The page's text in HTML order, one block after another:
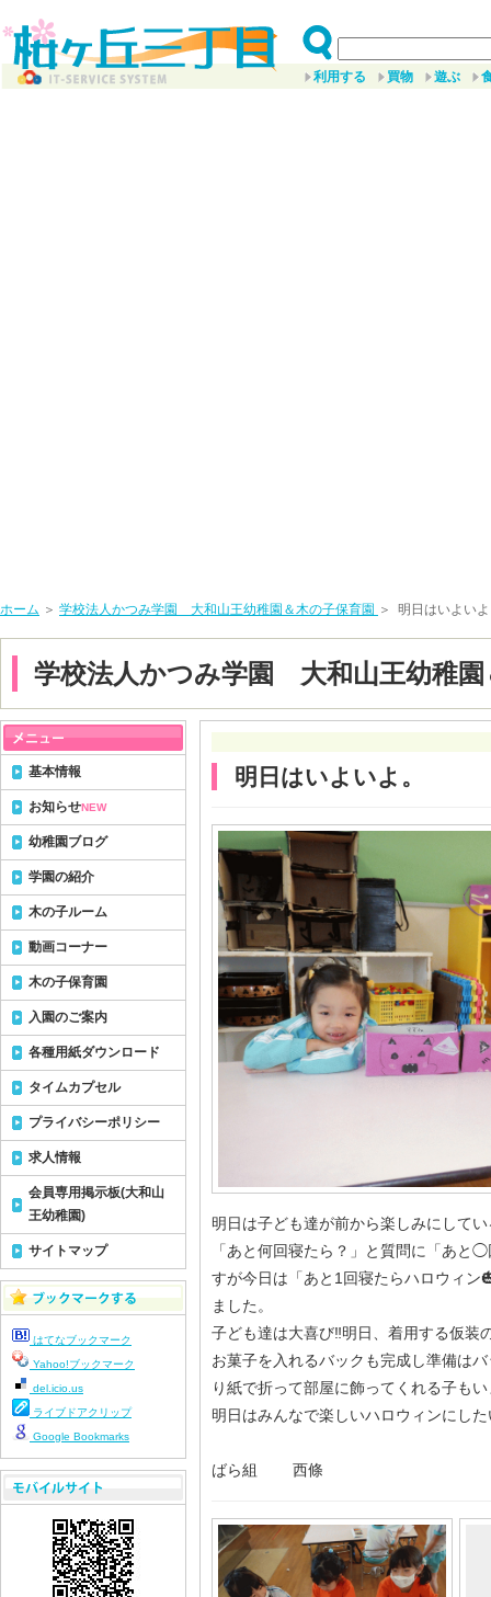
利用する 買物 遊ぶ
ホーム ＞ 学校法人かつみ学園 大和山王幼稚園＆木の子保育園 ＞ 明日はいよい
学校法人かつみ学園 大和山王幼稚園
明日はいよいよ。
明日は子ども達が前から楽しみにして
「あと何回寝たら？」と質問に「あと
すが今日は「あと1回寝たらハロウィン
ました。
子ども達は大喜び‼️明日、着用する仮装
お菓子を入れるバックも完成し準備は
り紙で折って部屋に飾ってくれる子も
明日はみんなで楽しいハロウィンにした
ばら組 西條
基本情報
お知らせNEW
幼稚園ブログ
学園の紹介
木の子ルーム
動画コーナー
木の子保育園
入園のご案内
各種用紙ダウンロード
タイムカプセル
プライバシーポリシー
求人情報
会員専用掲示板(大和山
王幼稚園)
サイトマップ
はてなブックマーク
Yahoo!ブックマーク
del.icio.us
ライブドアクリップ
Google Bookmarks